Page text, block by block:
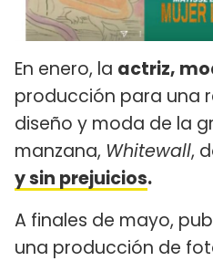
En enero, la actriz,
producción para una
diseño y moda de la
manzana, Whitewall,
y sin prejuicios.
A finales de mayo,
una producción de